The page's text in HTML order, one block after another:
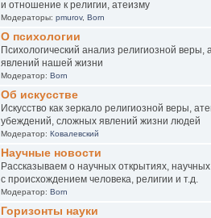
и отношение к религии, атеизму
Модераторы: pmurov, Born
О психологии
Психологический анализ религиозной веры,
явлений нашей жизни
Модератор: Born
Об искусстве
Искусство как зеркало религиозной веры,
убеждений, сложных явлений жизни людей
Модератор: Ковалевский
Научные новости
Рассказываем о научных открытиях,
с происхождением человека, религии и т.д.
Модератор: Born
Горизонты науки